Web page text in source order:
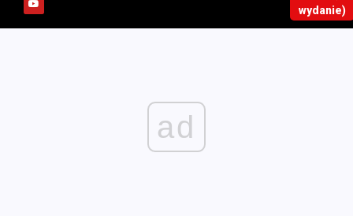
wydanie)
ad